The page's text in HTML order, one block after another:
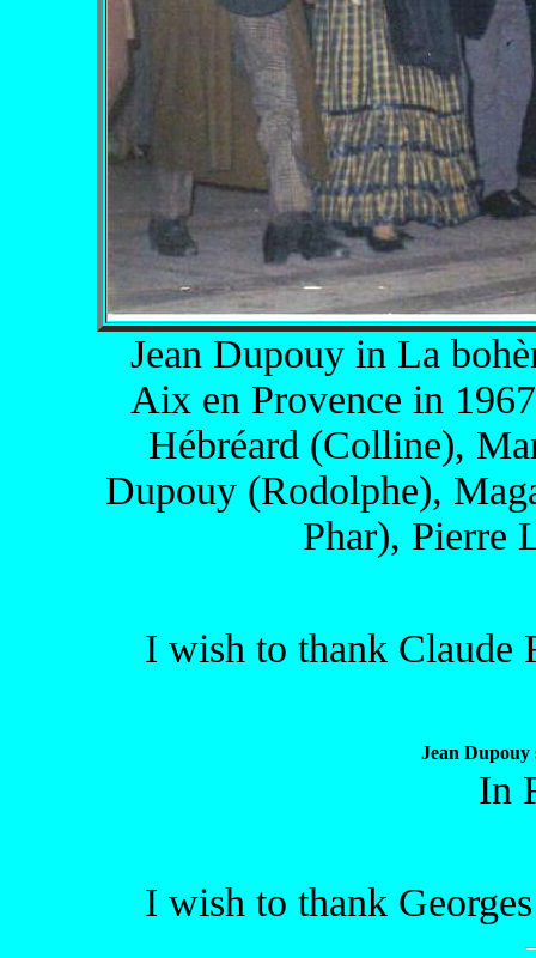
Jean Dupouy in La
Aix en Provence in
Hébréard (Colline),
Dupouy (Rodolphe),
Phar), Pierre
I wish to thank Claude
Jean Dupouy
In
I wish to thank